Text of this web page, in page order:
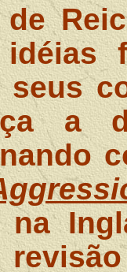
de
seus
a
na